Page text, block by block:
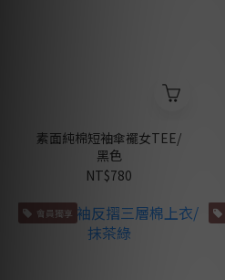
素面純棉短袖傘襬女TEE/
黑色
NT$780
會員獨享